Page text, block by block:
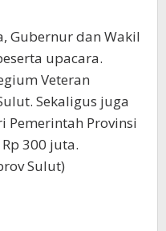
Gubernur dan Wakil
upacara.
Veteran
Sekaligus juga
Pemerintah Provinsi
300 juta.
Sulut)